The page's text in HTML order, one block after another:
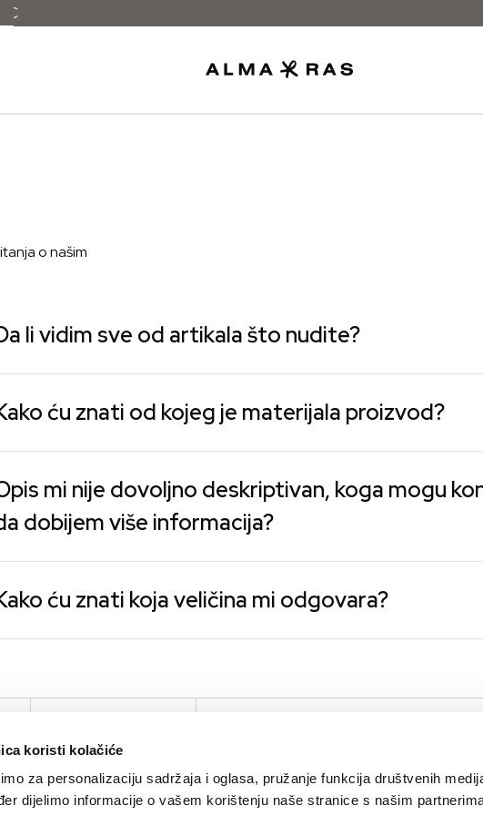
koristi kolačiće
za personalizaciju sadržaja i oglasa, pružanje funkcija društvenih
dijelimo informacije o vašem korištenju naše stranice s našim
o našim
li vidim sve od artikala što nudite?
ću znati od kojeg je materijala proizvod?
mi nije dovoljno deskriptivan, koga mogu
dobijem više informacija?
ću znati koja veličina mi odgovara?
O nama
Brendovi
Kontakt
Press